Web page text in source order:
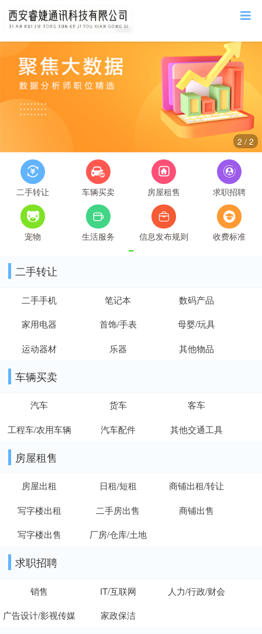
2 / 2
二手转让 车辆买卖 房屋租售 求职招聘
宠物 生活服务 信息发布规则 收费标准
二手转让
二手手机 笔记本
数码产品
家用电器
首饰/手表
母婴/玩具
运动器材
乐器 其他物品
车辆买卖
汽车 货车
客车
工程车/农用车辆
汽车配件 其他交通工具
房屋租售
房屋出租 日租/短租
商铺出租/转让
写字楼出租
二手房出售
商铺出售
写字楼出售
厂房/仓库/土地
求职招聘
销售 IT/互联网
人力/行政/财会
广告设计/影视传媒
家政保洁